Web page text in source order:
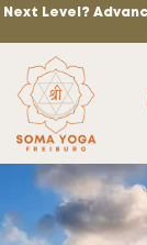
Next Level?